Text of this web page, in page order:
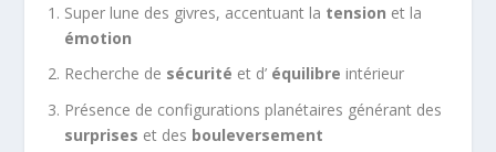
Super lune des givres, accentuant la tension et la
émotion
Recherche de sécurité et d’ équilibre intérieur
Présence de configurations planétaires générant des
surprises et des bouleversement